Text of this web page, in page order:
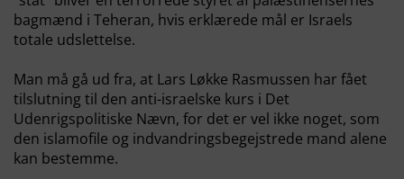
bagmænd i Teheran, hvis erklærede mål er Israels
totale udslettelse.
Man må gå ud fra, at Lars Løkke Rasmussen har fået
tilslutning til den anti-israelske kurs i Det
Udenrigspolitiske Nævn, for det er vel ikke noget, som
den islamofile og indvandringsbegejstrede mand alene
kan bestemme.